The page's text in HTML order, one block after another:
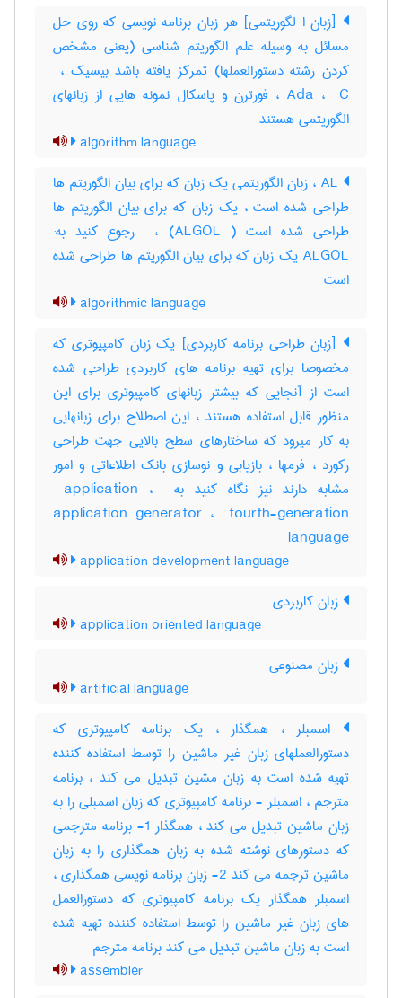
[زبان ا لگوریتمی] هر زبان برنامه نویسی که روی حل
مسائل به وسیله علم الگوریتم شناسی (یعنی مشخص
Ada ، ‎ C ، فورترن و پاسکال نمونه هایی از زبانهای
الگوریتمی هستند
algorithm language
AL ، زبان الگوریتمی یک زبان که برای بیان الگوریتم ها
طراحی شده است ، یک زبان که برای بیان الگوریتم ها
طراحی شده است ( ALGOL) ، ‎ رجوع کنید به:
ALGOL یک زبان که برای بیان الگوریتم ها طراحی شده
است
algorithmic language
[زبان طراحی برنامه کاربردی] یک زبان کامپیوتری که
مخصوصا برای تهیه برنامه های کاربردی طراحی شده
است از آنجایی که بیشتر زبانهای کامپیوتری برای این
منظور قابل استفاده هستند ، این اصطلاح برای زبانهایی
به کار میرود که ساختارهای سطح بالایی جهت طراحی
رکورد ، فرمها ، بازیابی و نوسازی بانک اطلاعاتی و امور
مشابه دارند نیز نگاه کنید به ‎ application ، ‎
application generator ، ‎ fourth-generation
language
application development language
زبان کاربردی
application oriented language
زبان مصنوعی
artificial language
اسمبلر ، همگذار ، یک برنامه کامپیوتری که
دستورالعملهای زبان غیر ماشین را توسط استفاده کننده
تهیه شده است به زبان مشین تبدیل می کند ، برنامه
مترجم ، اسمبلر - برنامه کامپیوتری که زبان اسمبلی را به
زبان ماشین تبدیل می کند ، همگذار 1- برنامه مترجمی
که دستورهای نوشته شده به زبان همگذاری را به زبان
ماشین ترجمه می کند 2- زبان برنامه نویسی همگذاری ،
اسمبلر همگذار یک برنامه کامپیوتری که دستورالعمل
های زبان غیر ماشین را توسط استفاده کننده تهیه شده
است به زبان ماشین تبدیل می کند برنامه مترجم
assembler